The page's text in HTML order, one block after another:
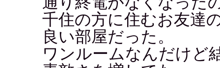
千住の方に住むお友達
良い部屋だった。
ワンルームなんだけど